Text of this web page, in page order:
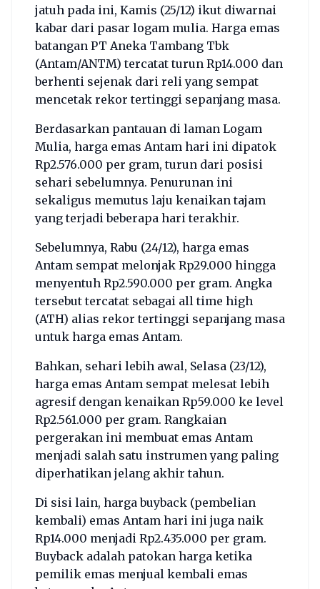
jatuh pada ini, Kamis (25/12) ikut diwarnai
kabar dari pasar logam mulia. Harga emas
batangan PT Aneka Tambang Tbk
(Antam/ANTM) tercatat turun Rp14.000 dan
berhenti sejenak dari reli yang sempat
mencetak rekor tertinggi sepanjang masa.
Berdasarkan pantauan di laman Logam
Mulia, harga emas Antam hari ini dipatok
Rp2.576.000 per gram, turun dari posisi
sehari sebelumnya. Penurunan ini
sekaligus memutus laju kenaikan tajam
yang terjadi beberapa hari terakhir.
Sebelumnya, Rabu (24/12), harga emas
Antam sempat melonjak Rp29.000 hingga
menyentuh Rp2.590.000 per gram. Angka
tersebut tercatat sebagai all time high
(ATH) alias rekor tertinggi sepanjang masa
untuk harga emas Antam.
Bahkan, sehari lebih awal, Selasa (23/12),
harga emas Antam sempat melesat lebih
agresif dengan kenaikan Rp59.000 ke level
Rp2.561.000 per gram. Rangkaian
pergerakan ini membuat emas Antam
menjadi salah satu instrumen yang paling
diperhatikan jelang akhir tahun.
Di sisi lain, harga buyback (pembelian
kembali) emas Antam hari ini juga naik
Rp14.000 menjadi Rp2.435.000 per gram.
Buyback adalah patokan harga ketika
pemilik emas menjual kembali emas